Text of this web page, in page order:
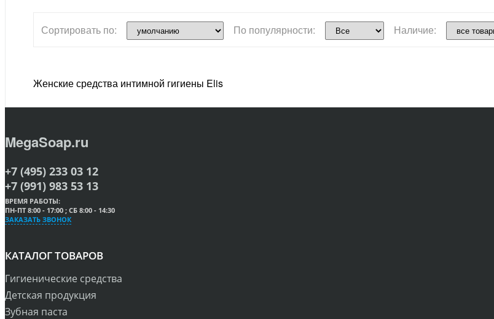
Сортировать по: По популярности: Наличие:
Женские средства интимной гигиены Elis
MegaSoap.ru
+7 (495) 233 03 12
+7 (991) 983 53 13
ВРЕМЯ РАБОТЫ:
ПН-ПТ 8:00 - 17:00 ; СБ 8:00 - 14:30
ЗАКАЗАТЬ ЗВОНОК
КАТАЛОГ ТОВАРОВ
Гигиенические средства
Детская продукция
Зубная паста